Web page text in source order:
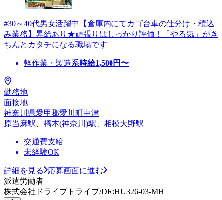
#30～40代男女活躍中【倉庫内にてカゴ台車の仕分け・積込
み業務】昇給あり★頑張りはしっかり評価！「やる気」がき
ちんとカタチになる職場です！
軽作業・製造系時給1,500円〜
勤務地
面接地
神奈川県愛甲郡愛川町中津
原当麻駅、橋本(神奈川)駅、相模大野駅
交通費支給
未経験OK
詳細を見る
応募画面に進む
派遣労働者
株式会社ドライブトライブ/DR:HU326-03-MH